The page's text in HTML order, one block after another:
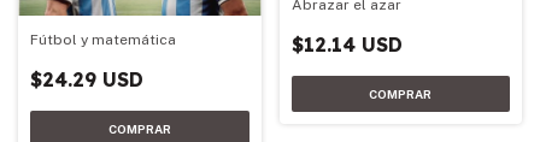
Fútbol y matemática
$24.29 USD
Abrazar el azar
$12.14 USD